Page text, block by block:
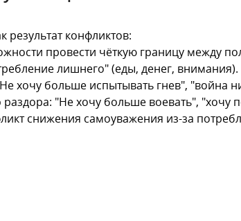
результат конфликтов:
провести чёткую границу между
лишнего" (еды, денег, внимания).
хочу больше испытывать гнев", "война
раздора: "Не хочу больше воевать", "хочу
снижения самоуважения из-за